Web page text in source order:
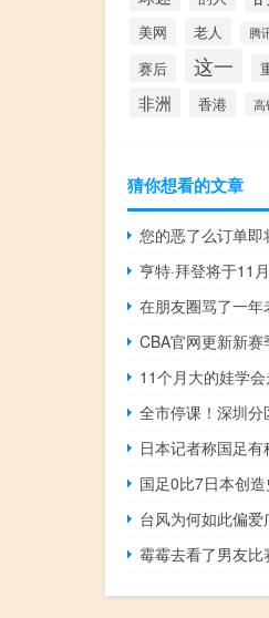
美网 老人 腾
赛后 这一
非洲 香港 高
猜你想看的文章
亨特·拜登将于11
在朋友圈骂了一
11个月大的娃学
日本记者称国足
霉霉去看了男友比